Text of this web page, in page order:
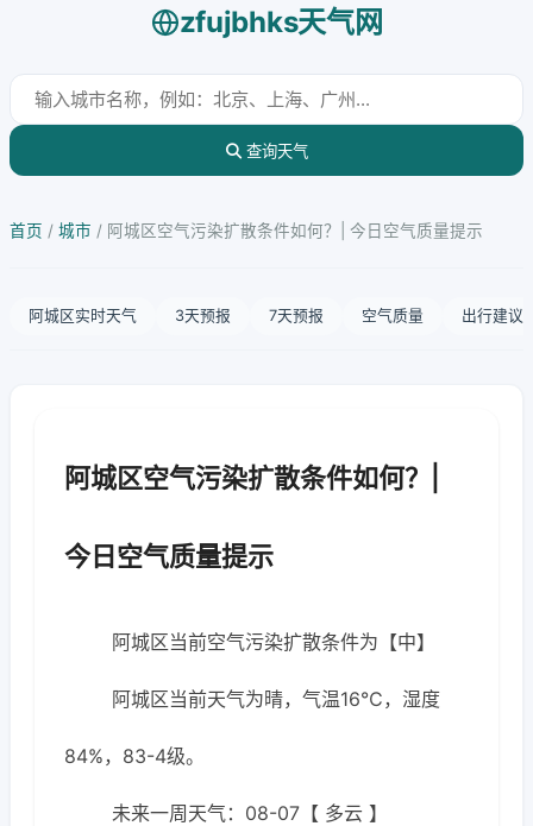
zfujbhks天气网
查询天气
首页 / 城市 / 阿城区空气污染扩散条件如何？| 今日空气质量提示
阿城区实时天气 3天预报 7天预报 空气质量 出行建议
阿城区空气污染扩散条件如何？|
今日空气质量提示
阿城区当前空气污染扩散条件为【中】
阿城区当前天气为晴，气温16℃，湿度
84%，83-4级。
未来一周天气：08-07【 多云 】